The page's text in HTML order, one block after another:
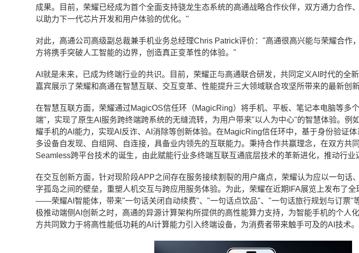
成果。目前，荣耀已经成为首个全面支持骁龙生态系统的高通战略合作伙伴，双方通力合作
以助力下一代芯片开发和用户体验的优化。"
对此，高通公司高级副总裁兼手机业务总经理Chris Patrick评价："高通很高兴能与荣耀合作
方将携手突破人工智能的边界，创造真正变革性的体验。"
AI就是未来，已成为终端行业的共识。目前，荣耀正与高通联合研发，共同定义AI时代的全
嘉宾展示了荣耀和高通在智慧互联、交互变革、性能提升三大领域联合攻坚所带来的最新创
在智慧互联方面，荣耀通过MagicOS信任环（MagicRing）将手机、平板、笔记本电脑等多
端"，实现了原生AI服务跨终端跨系统的无缝流转，为用户带来"以人为中心"的智慧体验。例
耀手机的AI能力，实现AI反诈、AI消除等创新体验。在MagicRing信任环中，基于身份验证
多设备自发现、自组网、自连接，具备业内领先的互联能力。秉持合作共赢理念，在双方共
Seamless跨平台技术的诞生，由此赋能行业多终端互联互通底层技术的革新进化，推动行业
在交互创新方面，针对现阶段APP之间存在服务接续割裂的用户痛点，荣耀认为应以一句话
字孤岛之间的壁垒，重塑人机交互与跨应用服务体验。为此，荣耀在近期IFA展览上发布了
——荣耀AI智能体，带来"一句话关闭自动续费"、"一句话点饮品"、"一句话旅行规划与订票"
极推动端侧AI创新之时，高通的异源计算架构所提供的高性能算力支持，为智能手机的个人
方共同致力于将高性能低功耗的AI计算能力引入终端设备，为消费者带来触手可及的AI技术。